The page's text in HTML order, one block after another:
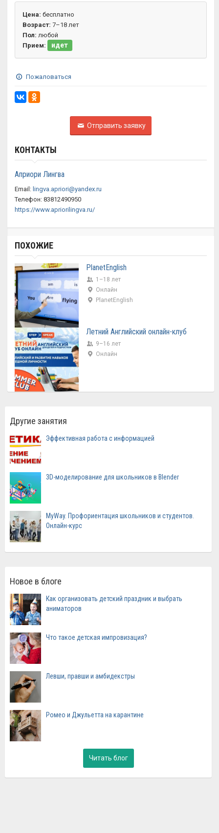
Цена: бесплатно
Возраст: 7–18 лет
Пол: любой
Прием:
идет
Пожаловаться
Отправить заявку
КОНТАКТЫ
Априори Лингва
Email: lingva.apriori@yandex.ru
Телефон: 83812490950
https://www.apriorilingva.ru/
ПОХОЖИЕ
PlanetEnglish
1–18 лет
Онлайн
PlanetEnglish
Летний Английский онлайн-клуб
9–16 лет
Онлайн
Другие занятия
Эффективная работа с информацией
3D-моделирование для школьников в Blender
MyWay. Профориентация школьников и студентов.
Онлайн-курс
Новое в блоге
Как организовать детский праздник и выбрать
аниматоров
Что такое детская импровизация?
Левши, правши и амбидекстры
Ромео и Джульетта на карантине
Читать блог